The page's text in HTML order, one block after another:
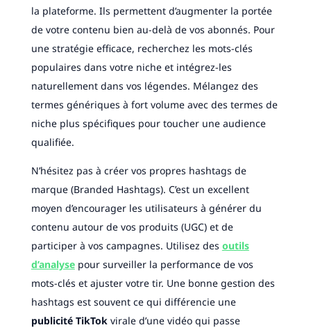
la plateforme. Ils permettent d’augmenter la portée
de votre contenu bien au-delà de vos abonnés. Pour
une stratégie efficace, recherchez les mots-clés
populaires dans votre niche et intégrez-les
naturellement dans vos légendes. Mélangez des
termes génériques à fort volume avec des termes de
niche plus spécifiques pour toucher une audience
qualifiée.
N’hésitez pas à créer vos propres hashtags de
marque (Branded Hashtags). C’est un excellent
moyen d’encourager les utilisateurs à générer du
contenu autour de vos produits (UGC) et de
participer à vos campagnes. Utilisez des outils
d’analysepour surveiller la performance de vos
mots-clés et ajuster votre tir. Une bonne gestion des
hashtags est souvent ce qui différencie une
publicité TikTokvirale d’une vidéo qui passe